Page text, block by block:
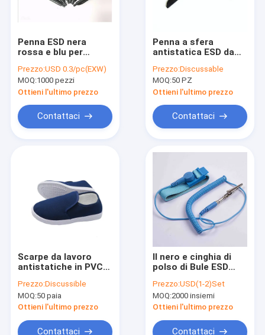
Penna ESD nera
rossa e blu per
lunghezza 140 mm,
conforme
all'ergonomia
Prezzo:USD 0.3/pc(EXW)
MOQ:1000 pezzi
Ottieni l'ultimo prezzo
Contattaci
Penna a sfera
antistatica ESD da
colori di inchiostro,
custodia in plastica
nera
Prezzo:Discussable
MOQ:50 PZ
Ottieni l'ultimo prezzo
Contattaci
Scarpe da lavoro
antistatiche in PVC
morbide, comode,
con suole spesse
Prezzo:Discussible
MOQ:50 paia
Ottieni l'ultimo prezzo
Contattaci
Il nero e cinghia di
polso di Bule ESD
ACE DELIXIN
Prezzo:USD(1-2)Set
MOQ:2000 insiemi
Ottieni l'ultimo prezzo
Contattaci